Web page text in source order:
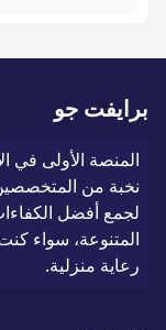
برايفت جو
المنصة الأولى في
نخبة من
لجمع أفضل
المتنوعة، سواء
رعاية منزلية.